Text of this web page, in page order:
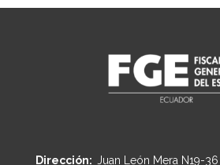
Dirección: Juan León Mera N19-